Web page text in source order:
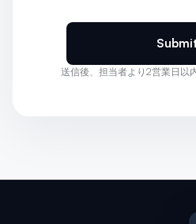
送信後、担当者より2営業日以